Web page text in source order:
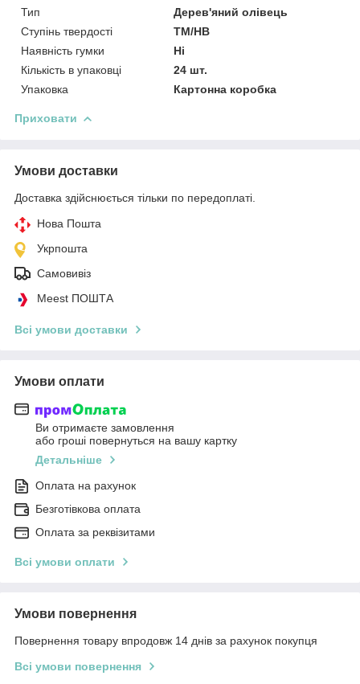
Тип
Дерев'яний олівець
Ступінь твердості
ТМ/НВ
Наявність гумки
Ні
Кількість в упаковці
24 шт.
Упаковка
Картонна коробка
Приховати
Умови доставки
Доставка здійснюється тільки по передоплаті.
Нова Пошта
Укрпошта
Самовивіз
Meest ПОШТА
Всі умови доставки
Умови оплати
Ви отримаєте замовлення
або гроші повернуться на вашу картку
Детальніше
Оплата на рахунок
Безготівкова оплата
Оплата за реквізитами
Всі умови оплати
Умови повернення
Повернення товару впродовж 14 днів за рахунок покупця
Всі умови повернення